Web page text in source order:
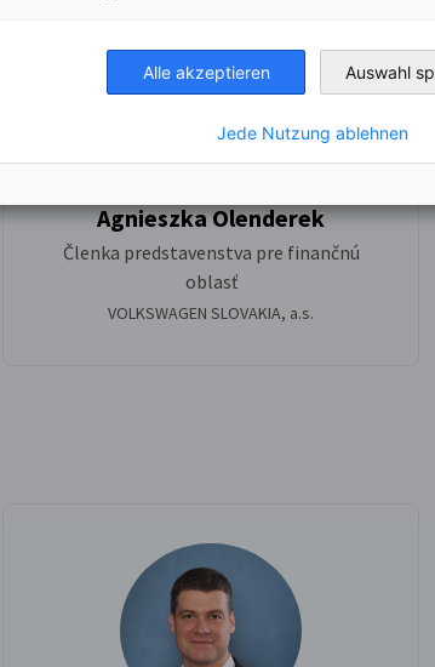
Agnieszka Olenderek
Členka predstavenstva pre finančnú
oblasť
VOLKSWAGEN SLOVAKIA, a.s.
Alle akzeptieren Auswahl
Jede Nutzung ablehnen